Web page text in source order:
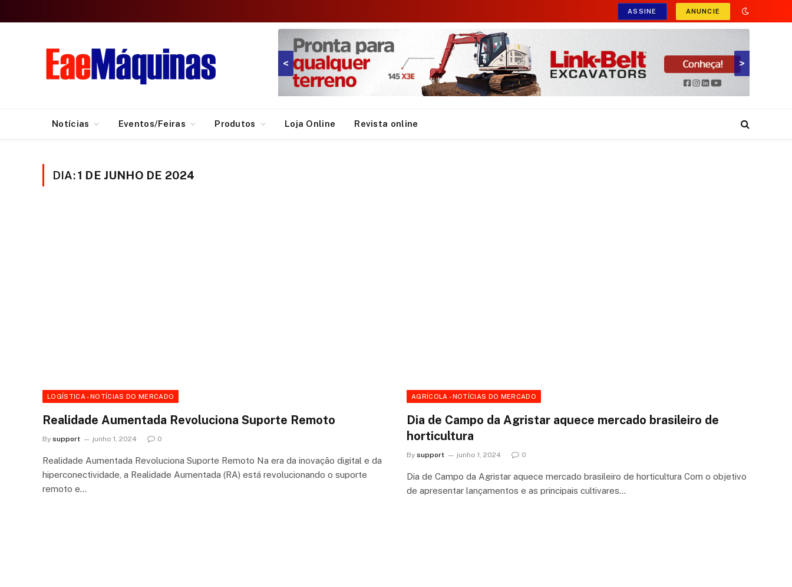
ASSINE ANUNCIE
>
<
Notícias Eventos/Feiras Produtos Loja Online Revista online
DIA:1 DE JUNHO DE 2024
LOGÍSTICA - NOTÍCIAS DO MERCADO
Realidade Aumentada Revoluciona Suporte Remoto
By support junho 1, 2024 0
Realidade Aumentada Revoluciona Suporte Remoto Na era da inovação digital e da
hiperconectividade, a Realidade Aumentada (RA) está revolucionando o suporte
remoto e…
AGRÍCOLA - NOTÍCIAS DO MERCADO
Dia de Campo da Agristar aquece mercado brasileiro de
horticultura
By support junho 1, 2024 0
Dia de Campo da Agristar aquece mercado brasileiro de horticultura Com o objetivo
de apresentar lançamentos e as principais cultivares…